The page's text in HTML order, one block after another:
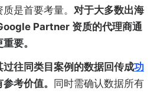
是首要考量。 对于大多数出海
Partner 资质的代理商通
要。
往同类目案例的数据回传成功
考价值。 同时需确认数据所有